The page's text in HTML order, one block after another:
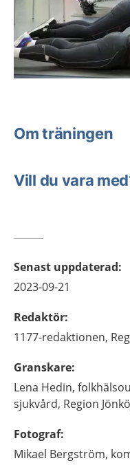
Om träningen
Vill du vara
Senast uppdaterad:
2023-09-21
Redaktör:
1177-redaktionen,
Granskare:
Lena Hedin,
sjukvård, Region
Fotograf:
Mikael Bergström,